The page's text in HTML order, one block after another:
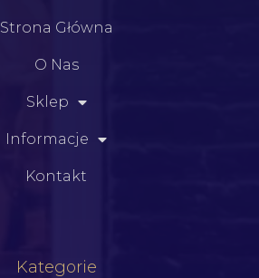
Strona Główna
O Nas
Sklep
Informacje
Kontakt
Kategorie